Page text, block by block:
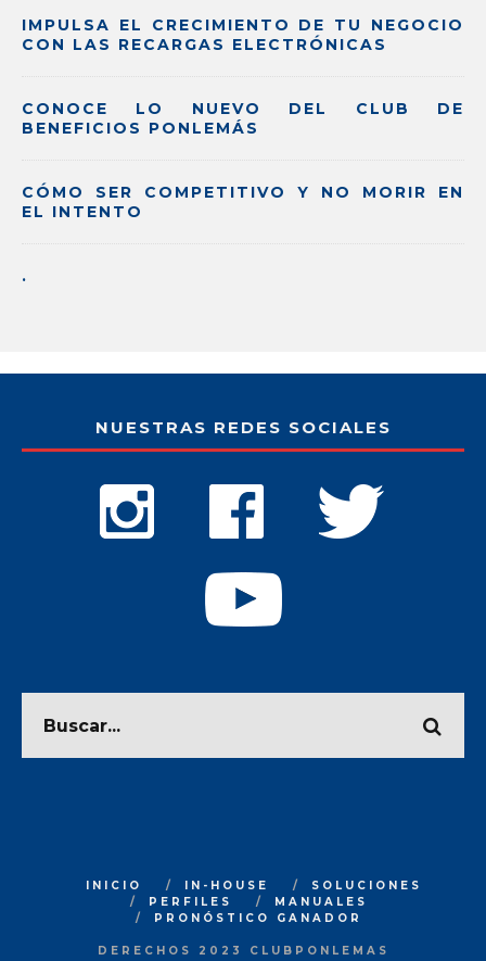
IMPULSA EL CRECIMIENTO DE TU NEGOCIO
CON LAS RECARGAS ELECTRÓNICAS
CONOCE LO NUEVO DEL CLUB DE
BENEFICIOS PONLEMÁS
CÓMO SER COMPETITIVO Y NO MORIR EN
EL INTENTO
.
NUESTRAS REDES SOCIALES
INICIO IN-HOUSE
SOLUCIONES
PERFILES
MANUALES
PRONÓSTICO GANADOR
DERECHOS 2023 CLUBPONLEMAS